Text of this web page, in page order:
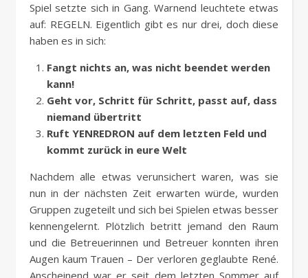
Spiel setzte sich in Gang. Warnend leuchtete etwas
auf: REGELN. Eigentlich gibt es nur drei, doch diese
haben es in sich:
Fangt nichts an, was nicht beendet werden
kann!
Geht vor, Schritt für Schritt, passt auf, dass
niemand übertritt
Ruft YENREDRON auf dem letzten Feld und
kommt zurück in eure Welt
Nachdem alle etwas verunsichert waren, was sie
nun in der nächsten Zeit erwarten würde, wurden
Gruppen zugeteilt und sich bei Spielen etwas besser
kennengelernt. Plötzlich betritt jemand den Raum
und die Betreuerinnen und Betreuer konnten ihren
Augen kaum Trauen – Der verloren geglaubte René.
Anscheinend war er seit dem letzten Sommer auf